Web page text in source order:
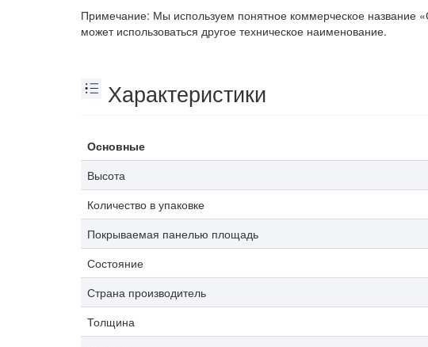
Примечание: Мы используем понятное коммерческое название
может использоваться другое техническое наименование.
Характеристики
Основные
Высота
Количество в упаковке
Покрываемая панелью площадь
Состояние
Страна производитель
Толщина